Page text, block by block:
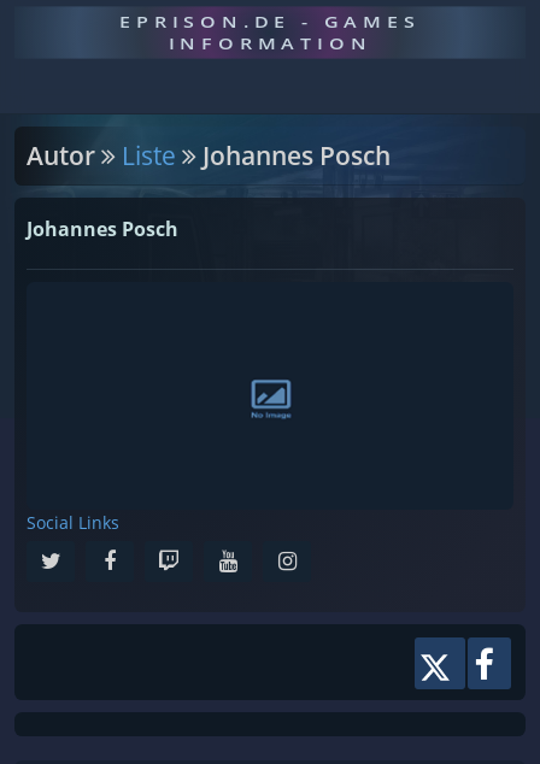
EPRISON.DE - GAMES
INFORMATION
Autor Liste Johannes Posch
Johannes Posch
Social Links